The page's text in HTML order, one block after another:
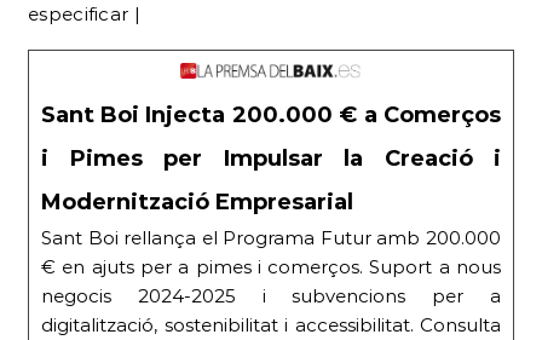
especificar |
Sant Boi Injecta 200.000 € a Comerços
i Pimes per Impulsar la Creació i
Modernització Empresarial
Sant Boi rellança el Programa Futur amb 200.000
€ en ajuts per a pimes i comerços. Suport a nous
negocis 2024-2025 i subvencions per a
digitalització, sostenibilitat i accessibilitat. Consulta